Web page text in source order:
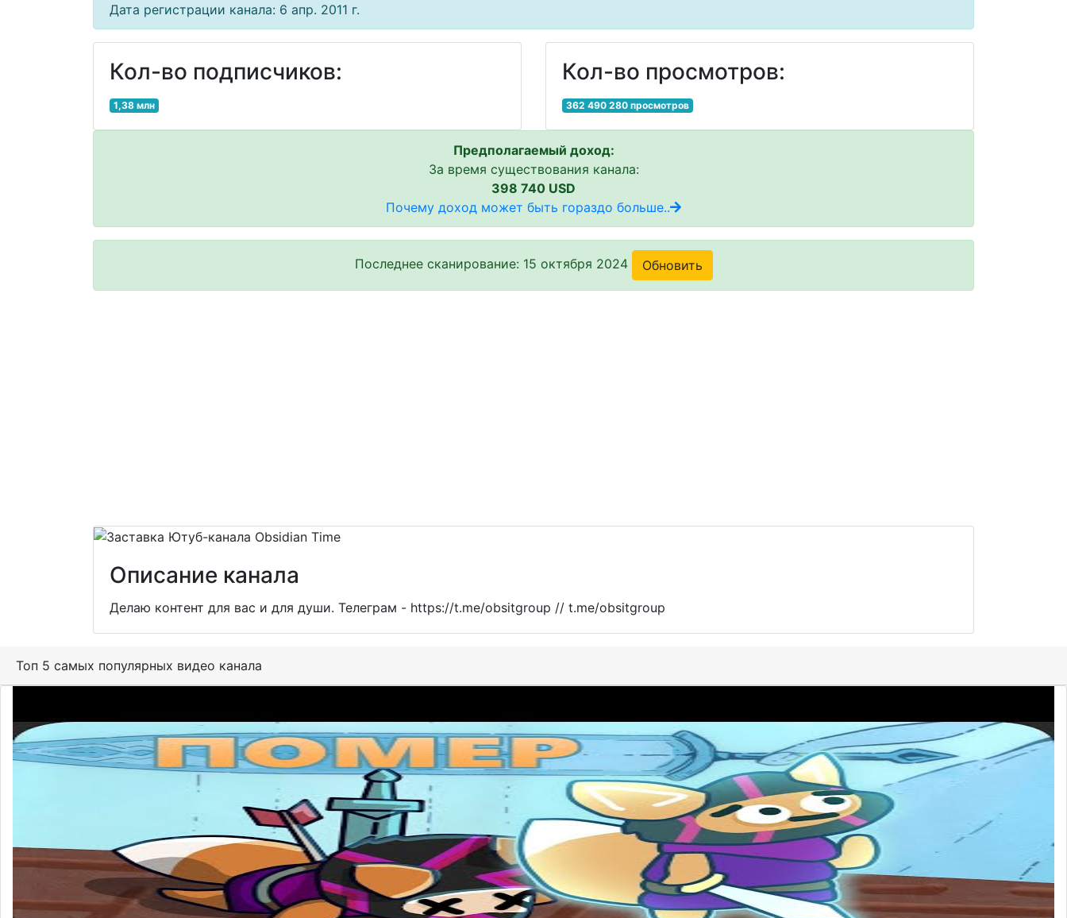
Дата регистрации канала: 6 апр. 2011 г.
Кол-во подписчиков:
1,38 млн
Кол-во просмотров:
362 490 280 просмотров
Предполагаемый доход:
За время существования канала:
398 740 USD
Почему доход может быть гораздо больше..
Последнее сканирование: 15 октября 2024 Обновить
Описание канала
Делаю контент для вас и для души. Телеграм - https://t.me/obsitgroup // t.me/obsitgroup
Топ 5 самых популярных видео канала